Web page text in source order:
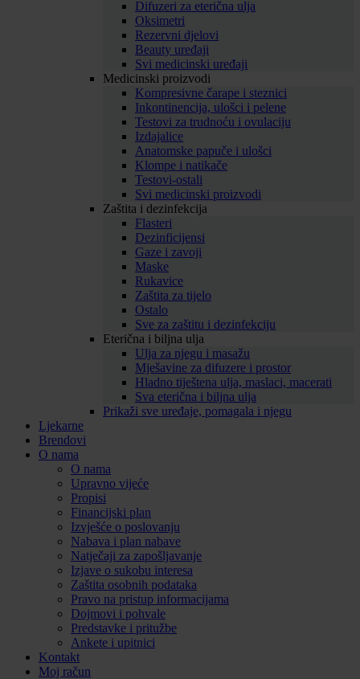
Difuzeri za eterična ulja
Oksimetri
Rezervni djelovi
Beauty uređaji
Svi medicinski uređaji
Medicinski proizvodi
Kompresivne čarape i steznici
Inkontinencija, ulošci i pelene
Testovi za trudnoću i ovulaciju
Izdajalice
Anatomske papuče i ulošci
Klompe i natikače
Testovi-ostali
Svi medicinski proizvodi
Zaštita i dezinfekcija
Flasteri
Dezinficijensi
Gaze i zavoji
Maske
Rukavice
Zaštita za tijelo
Ostalo
Sve za zaštitu i dezinfekciju
Eterična i biljna ulja
Ulja za njegu i masažu
Mješavine za difuzere i prostor
Hladno tiještena ulja, maslaci, macerati
Sva eterična i biljna ulja
Prikaži sve uređaje, pomagala i njegu
Ljekarne
Brendovi
O nama
O nama
Upravno vijeće
Propisi
Financijski plan
Izvješće o poslovanju
Nabava i plan nabave
Natječaji za zapošljavanje
Izjave o sukobu interesa
Zaštita osobnih podataka
Pravo na pristup informacijama
Dojmovi i pohvale
Predstavke i pritužbe
Ankete i upitnici
Kontakt
Moj račun